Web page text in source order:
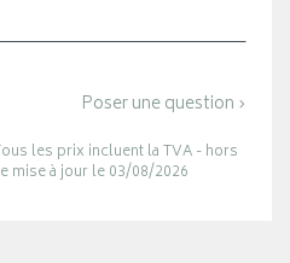
Poser une question ›
les prix incluent la TVA - hors
mise à jour le 03/08/2026